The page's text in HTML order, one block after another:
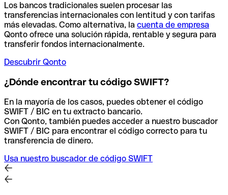
Los bancos tradicionales suelen procesar las
transferencias internacionales con lentitud y con tarifas
más elevadas. Como alternativa, la cuenta de empresa
Qonto ofrece una solución rápida, rentable y segura para
transferir fondos internacionalmente.
Descubrir Qonto
¿Dónde encontrar tu código SWIFT?
En la mayoría de los casos, puedes obtener el código
SWIFT / BIC en tu extracto bancario.
Con Qonto, también puedes acceder a nuestro buscador
SWIFT / BIC para encontrar el código correcto para tu
transferencia de dinero.
Usa nuestro buscador de código SWIFT